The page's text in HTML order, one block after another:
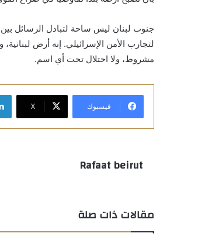
جنوب لبنان ليس ساحة لتبادل الرسائل
لتجارب الأمن الإسرائيلي. إنه أرض
مشروط، ولا احتلال تحت أي اسم.
فيسبوك X
Rafaat beirut
مقالات ذات صلة